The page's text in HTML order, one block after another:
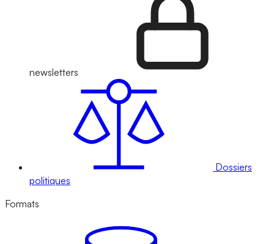
newsletters
Dossiers
politiques
Formats